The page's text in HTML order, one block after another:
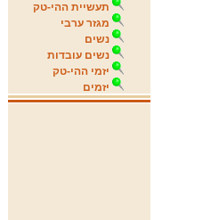
תעשיית ההי-טק
מגזר ערבי
נשים
נשים עובדות
יזמי ההי-טק
יזמים